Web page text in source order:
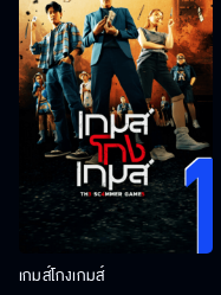
เกมส์โกงเกมส์